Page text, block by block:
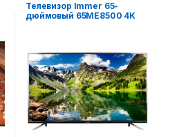
Телевизор Immer 65-
дюймовый 65ME8500 4K